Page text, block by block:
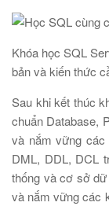
Khóa học SQL
bản và kiến thức
Sau khi kết thúc
chuẩn Database,
và nắm vững các
DML, DDL, DCL
thống và cơ sở
và nắm vững các